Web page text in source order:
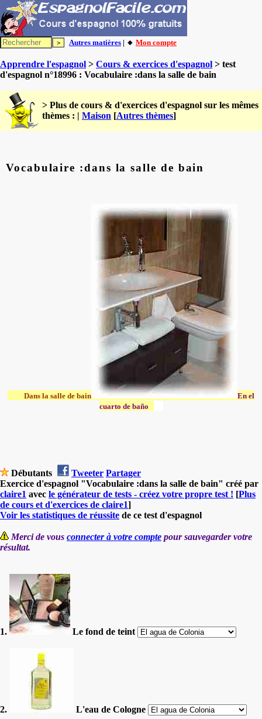
Autres matières | 🔸 Mon compte
Apprendre l'espagnol > Cours & exercices d'espagnol > test
d'espagnol n°18996 : Vocabulaire :dans la salle de bain
> Plus de cours & d'exercices d'espagnol sur les mêmes
thèmes : | Maison [Autres thèmes]
Vocabulaire :dans la salle de bain
Dans la salle de bain
En el
cuarto de baño
Débutants Tweeter Partager
Exercice d'espagnol "Vocabulaire :dans la salle de bain" créé par
claire1 avec le générateur de tests - créez votre propre test ! [Plus
de cours et d'exercices de claire1]
Voir les statistiques de réussite de ce test d'espagnol
Merci de vous connecter à votre compte pour sauvegarder votre
résultat.
1. Le fond de teint
2. L'eau de Cologne